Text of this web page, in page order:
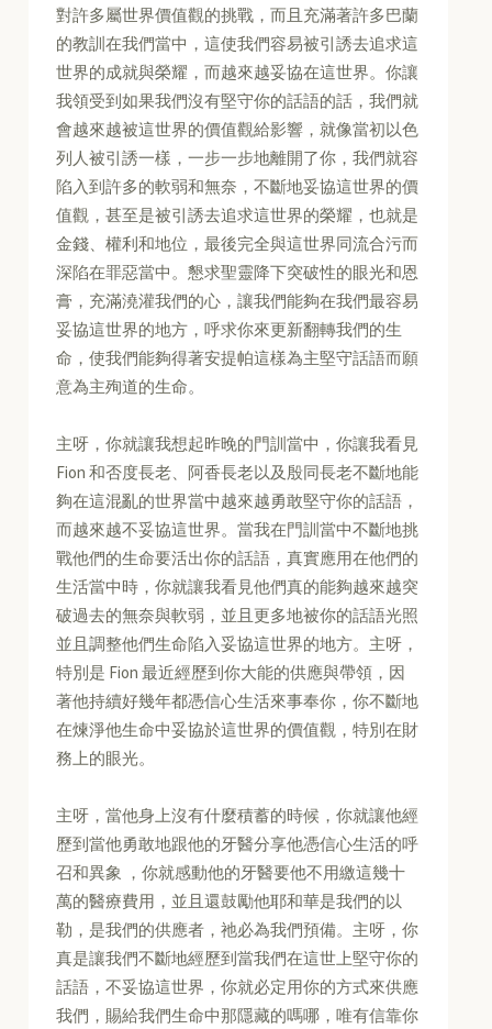
對許多屬世界價值觀的挑戰，而且充滿著許多巴蘭
的教訓在我們當中，這使我們容易被引誘去追求這
世界的成就與榮耀，而越來越妥協在這世界。你讓
我領受到如果我們沒有堅守你的話語的話，我們就
會越來越被這世界的價值觀給影響，就像當初以色
列人被引誘一樣，一步一步地離開了你，我們就容
陷入到許多的軟弱和無奈，不斷地妥協這世界的價
值觀，甚至是被引誘去追求這世界的榮耀，也就是
金錢、權利和地位，最後完全與這世界同流合污而
深陷在罪惡當中。懇求聖靈降下突破性的眼光和恩
膏，充滿澆灌我們的心，讓我們能夠在我們最容易
妥協這世界的地方，呼求你來更新翻轉我們的生
命，使我們能夠得著安提帕這樣為主堅守話語而願
意為主殉道的生命。
主呀，你就讓我想起昨晚的門訓當中，你讓我看見
Fion 和否度長老、阿香長老以及殷同長老不斷地能
夠在這混亂的世界當中越來越勇敢堅守你的話語，
而越來越不妥協這世界。當我在門訓當中不斷地挑
戰他們的生命要活出你的話語，真實應用在他們的
生活當中時，你就讓我看見他們真的能夠越來越突
破過去的無奈與軟弱，並且更多地被你的話語光照
並且調整他們生命陷入妥協這世界的地方。主呀，
特別是 Fion 最近經歷到你大能的供應與帶領，因
著他持續好幾年都憑信心生活來事奉你，你不斷地
在煉淨他生命中妥協於這世界的價值觀，特別在財
務上的眼光。
主呀，當他身上沒有什麼積蓄的時候，你就讓他經
歷到當他勇敢地跟他的牙醫分享他憑信心生活的呼
召和異象 ，你就感動他的牙醫要他不用繳這幾十
萬的醫療費用，並且還鼓勵他耶和華是我們的以
勒，是我們的供應者，祂必為我們預備。主呀，你
真是讓我們不斷地經歷到當我們在這世上堅守你的
話語，不妥協這世界，你就必定用你的方式來供應
我們，賜給我們生命中那隱藏的嗎哪，唯有信靠你